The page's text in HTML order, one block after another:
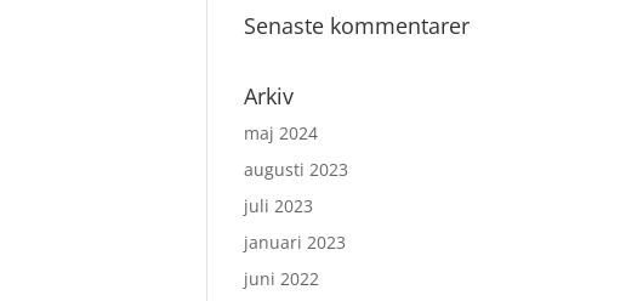
Senaste kommentarer
Arkiv
maj 2024
augusti 2023
juli 2023
januari 2023
juni 2022